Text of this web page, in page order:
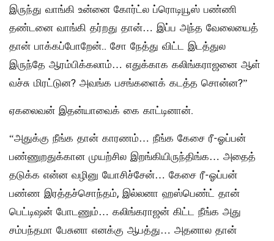
இருந்து வாங்கி உன்னை கோர்ட்ல ப்ரொடியூஸ் பண்ணி
தண்டனை வாங்கி தர்றது தான்… இப்ப அந்த வேலையைத்
தான் பாக்கப்போறேன்.. சோ நேத்து விட்ட இடத்துல
இருந்தே ஆரம்பிக்கலாம்… எதுக்காக கலிங்கராஜனை ஆள்
வச்சு மிரட்டுன? அவங்க பசங்களைக் கடத்த சொன்ன?”
ஏகலைவன் இதன்யாவைக் கை காட்டினான்.
“அதுக்கு நீங்க தான் காரணம்… நீங்க கேசை ரீ-ஓப்பன்
பண்ணுறதுக்கான முயற்சில இறங்கியிருந்திங்க… அதைத்
தடுக்க என்ன வழினு யோசிச்சேன்… கேசை ரீ-ஓப்பன்
பண்ண இரத்தச்சொந்தம், இல்லனா ஹஸ்பெண்ட் தான்
பெட்டிஷன் போடணும்… கலிங்கராஜன் கிட்ட நீங்க அது
சம்பந்தமா பேசுனா எனக்கு ஆபத்து… அதனால தான்